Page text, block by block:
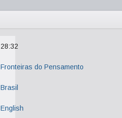
28:32
Fronteiras do Pensamento
Brasil
English